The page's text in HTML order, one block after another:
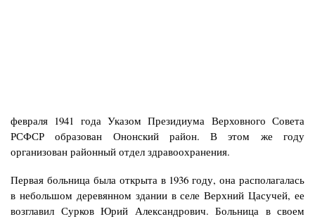
февраля 1941 года Указом Президиума Верховного Совета
РСФСР образован Ононский район. В этом же году
организован районный отдел здравоохранения.
Первая больница была открыта в 1936 году, она располагалась
в небольшом деревянном здании в селе Верхний Цасучей, ее
возглавил Сурков Юрий Александрович. Больница в своем